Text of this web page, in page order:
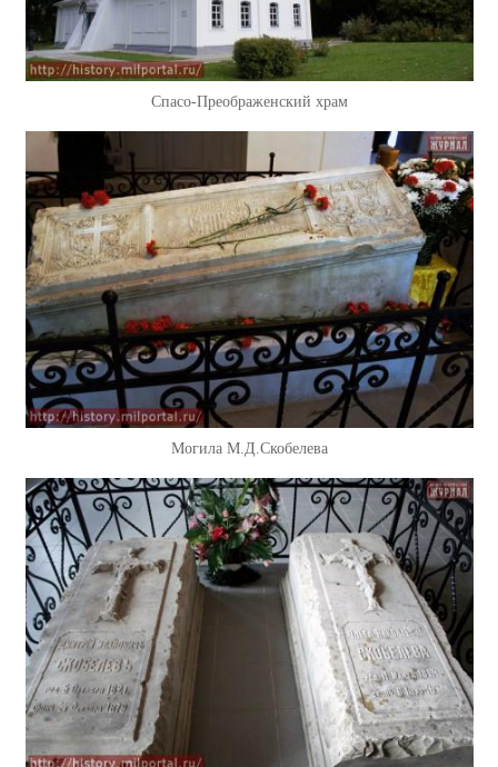
Спасо-Преображенский храм
Могила М.Д.Скобелева